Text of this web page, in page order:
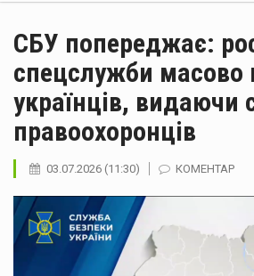
СБУ попереджає:
спецслужби масово
українців, видаючи
правоохоронців
03.07.2026 (11:30) КОМЕНТАР